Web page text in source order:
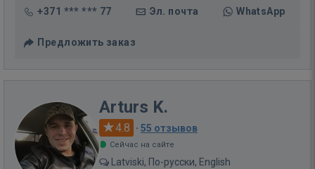
+371 *** *** 77 Эл. почта WhatsApp
Предложить заказ
Arturs K.
4.8 · 55 отзывов
Сейчас на сайте
Latviski, По-русски, English